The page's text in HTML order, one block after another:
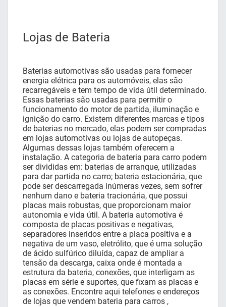
Lojas de Bateria
Baterias automotivas são usadas para fornecer
energia elétrica para os automóveis, elas são
recarregáveis e tem tempo de vida útil determinado.
Essas baterias são usadas para permitir o
funcionamento do motor de partida, iluminação e
ignição do carro. Existem diferentes marcas e tipos
de baterias no mercado, elas podem ser compradas
em lojas automotivas ou lojas de autopeças.
Algumas dessas lojas também oferecem a
instalação. A categoria de bateria para carro podem
ser divididas em: baterias de arranque, utilizadas
para dar partida no carro; bateria estacionária, que
pode ser descarregada inúmeras vezes, sem sofrer
nenhum dano e bateria tracionária, que possui
placas mais robustas, que proporcionam maior
autonomia e vida útil. A bateria automotiva é
composta de placas positivas e negativas,
separadores inseridos entre a placa positiva e a
negativa de um vaso, eletrólito, que é uma solução
de ácido sulfúrico diluída, capaz de ampliar a
tensão da descarga, caixa onde é montada a
estrutura da bateria, conexões, que interligam as
placas em série e suportes, que fixam as placas e
as conexões. Encontre aqui telefones e endereços
de lojas que vendem bateria para carros ,